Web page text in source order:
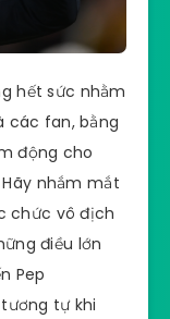
hết sức nhằm
các fan, bằng
động cho
nhắm mắt
chức vô địch
điều lớn
Pep
tự khi